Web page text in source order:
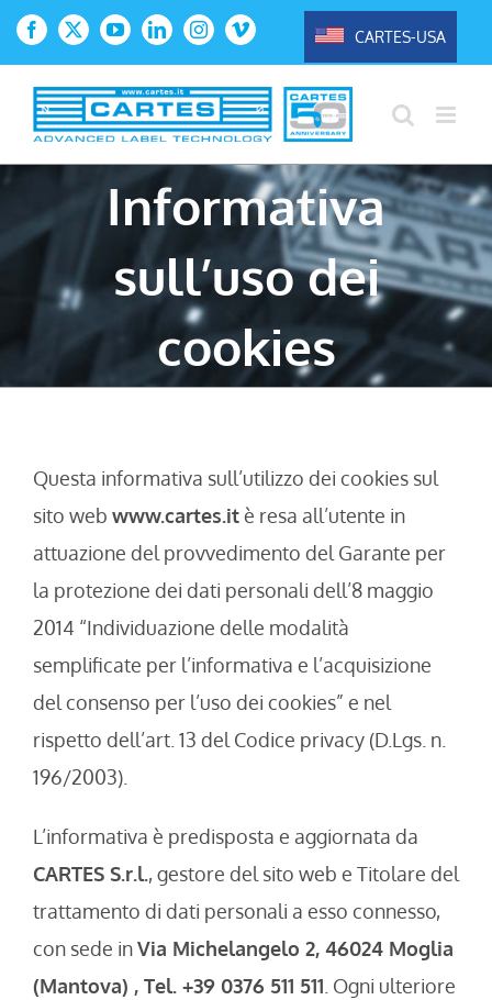
Salta
contenuto
Facebook
X YouTubeLinkedInInstagramVimeo CARTES-USA
Informativa
sull’uso dei
cookies
Questa informativa sull’utilizzo dei cookies sul
sito web www.cartes.itè resa all’utente in
attuazione del provvedimento del Garante per
la protezione dei dati personali dell’8 maggio
2014 “Individuazione delle modalità
semplificate per l’informativa e l’acquisizione
del consenso per l’uso dei cookies” e nel
rispetto dell’art. 13 del Codice privacy (D.Lgs. n.
196/2003).
L’informativa è predisposta e aggiornata da
CARTES S.r.l., gestore del sito web e Titolare del
trattamento di dati personali a esso connesso,
con sede inVia Michelangelo 2, 46024 Moglia
(Mantova) , Tel. +39 0376 511 511 . Ogni ulteriore